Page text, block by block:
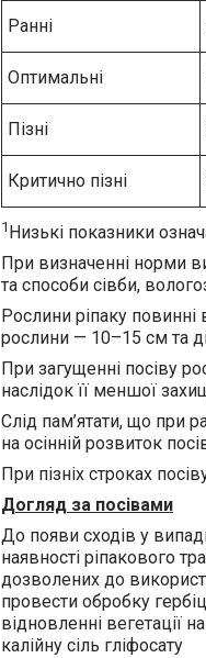
Ранні
Оптимальні
Пізні
Критично пізні
1 Низькі показники
При визначенні норми
та способи сівби,
Рослини ріпаку
рослини — 10–15 см та
При загущенні посіву
наслідок її меншої
Слід пам’ятати, що при
на осінній розвиток
При пізніх строках
Догляд за посівами
До появи сходів у
наявності ріпакового
дозволених до
провести обробку
відновленні вегетації
калійну сіль гліфосату